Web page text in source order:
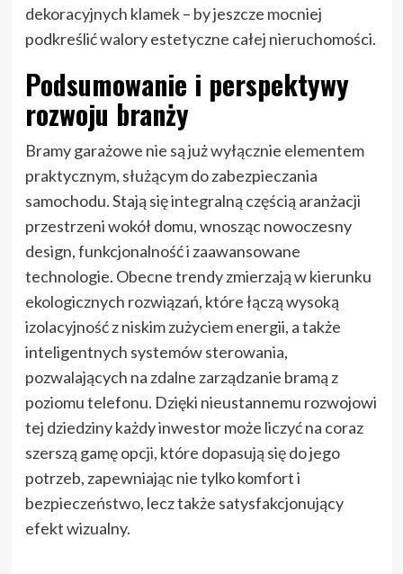
dekoracyjnych klamek – by jeszcze mocniej
podkreślić walory estetyczne całej nieruchomości.
Podsumowanie i perspektywy
rozwoju branży
Bramy garażowe nie są już wyłącznie elementem
praktycznym, służącym do zabezpieczania
samochodu. Stają się integralną częścią aranżacji
przestrzeni wokół domu, wnosząc nowoczesny
design, funkcjonalność i zaawansowane
technologie. Obecne trendy zmierzają w kierunku
ekologicznych rozwiązań, które łączą wysoką
izolacyjność z niskim zużyciem energii, a także
inteligentnych systemów sterowania,
pozwalających na zdalne zarządzanie bramą z
poziomu telefonu. Dzięki nieustannemu rozwojowi
tej dziedziny każdy inwestor może liczyć na coraz
szerszą gamę opcji, które dopasują się do jego
potrzeb, zapewniając nie tylko komfort i
bezpieczeństwo, lecz także satysfakcjonujący
efekt wizualny.